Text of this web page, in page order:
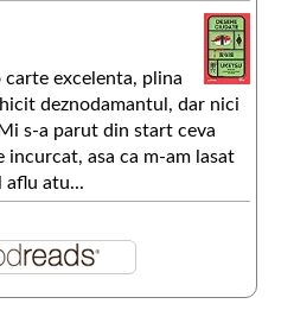
excelenta, plina
deznodamantul, dar nici
s-a parut din start ceva
asa ca m-am lasat
aflu atu...